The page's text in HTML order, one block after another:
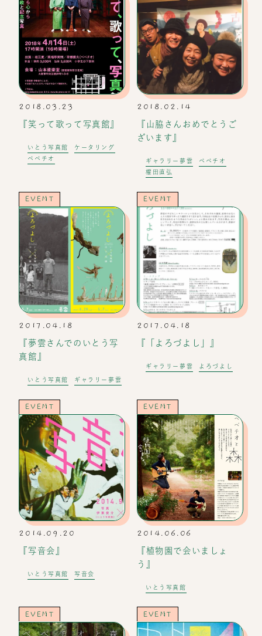
2018.03.23
『笑って歌って写真館』
いとう写真館
ケータリング
ベベチオ
2018.02.14
『山脇さんおめでとうご
ざいます』
ギャラリー夢雲
ベベチオ
權田直弘
EVENT
2017.04.18
『夢雲さんでのいとう写
真館』
いとう写真館 ギャラリー夢雲
EVENT
2017.04.18
『「よろづよし」』
ギャラリー夢雲 よろづよし
EVENT
2014.09.20
『写音会』
いとう写真館 写音会
EVENT
2014.06.06
『植物園で会いましょ
う』
いとう写真館
EVENT EVENT